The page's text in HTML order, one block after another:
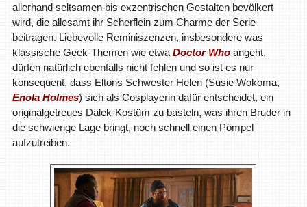
allerhand seltsamen bis exzentrischen Gestalten bevölkert
wird, die allesamt ihr Scherflein zum Charme der Serie
beitragen. Liebevolle Reminiszenzen, insbesondere was
klassische Geek-Themen wie etwa Doctor Whoangeht,
dürfen natürlich ebenfalls nicht fehlen und so ist es nur
konsequent, dass Eltons Schwester Helen (Susie Wokoma,
Enola Holmes) sich als Cosplayerin dafür entscheidet, ein
originalgetreues Dalek-Kostüm zu basteln, was ihren Bruder in
die schwierige Lage bringt, noch schnell einen Pömpel
aufzutreiben.